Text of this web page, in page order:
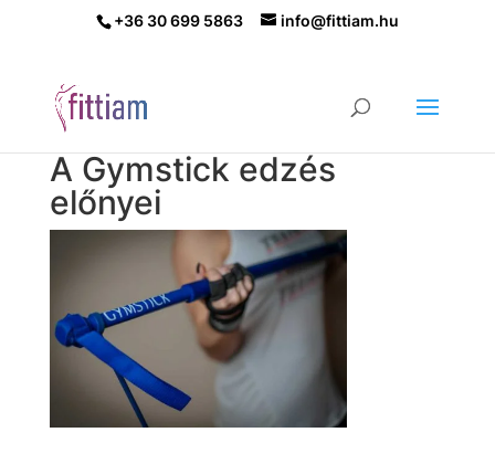
+36 30 699 5863 info@fittiam.hu
A Gymstick edzés
előnyei